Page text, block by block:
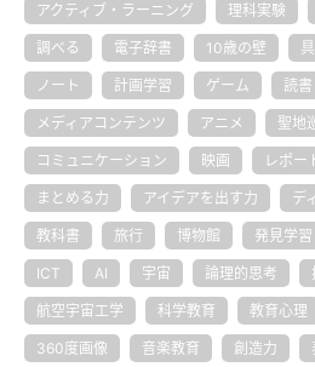
アクティブ・ラーニング 理科実験
調べる 電子辞書 10歳の壁
ノート 計画学習 ゲーム 読書
メディアコンテンツ アニメ 聖地
コミュニケーション 映画 レポー
まとめる力 アイデアを出す力 デ
教科書 旅行 博物館 発見学習
ICT AI 宇宙 論理的思考
航空宇宙工学 科学教育 教育心理
360度画像 音楽教育 創造力